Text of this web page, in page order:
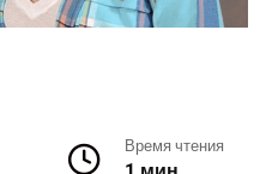
Время чтения